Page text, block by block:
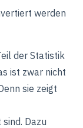
werden
der Statistik
ist zwar nicht
sie zeigt
Dazu